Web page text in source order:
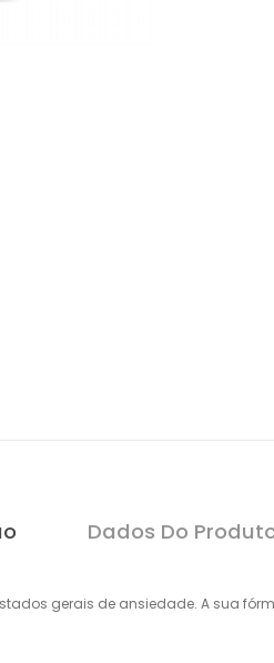
Dados Do
gerais de ansiedade. A sua